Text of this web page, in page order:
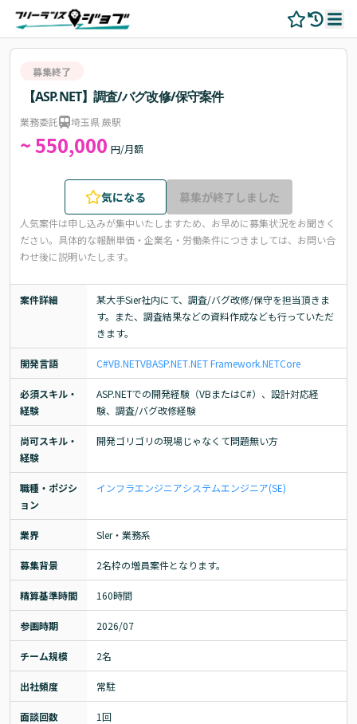
募集終了
【ASP.NET】調査/バグ改修/保守案件
業務委託 埼玉県 蕨駅
~ 550,000 円/月額
気になる 募集が終了しました
人気案件は申し込みが集中いたしますため、お早めに募集状況をお聞きく
ださい。 具体的な報酬単価・企業名・労働条件につきましては、お問い合
わせ後に説明いたします。
案件詳細
某大手Sier社内にて、調査/バグ改修/保守を担当頂きま
す。また、調査結果などの資料作成なども行っていただ
きます。
開発言語 C#VB.NETVBASP.NET.NET Framework.NETCore
必須スキル・
経験
ASP.NETでの開発経験（VBまたはC#）、設計対応経
験、調査/バグ改修経験
尚可スキル・
経験
開発ゴリゴリの現場じゃなくて問題無い方
職種・ポジシ
ョン
インフラエンジニアシステムエンジニア(SE)
業界 Sler・業務系
募集背景 2名枠の増員案件となります。
精算基準時間 160時間
参画時期 2026/07
チーム規模 2名
出社頻度 常駐
面談回数 1回